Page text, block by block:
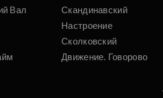
Вал
Скандинавский
Настроение
Сколковский
Движение. Говорово